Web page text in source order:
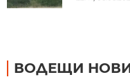
ВОДЕЩИ